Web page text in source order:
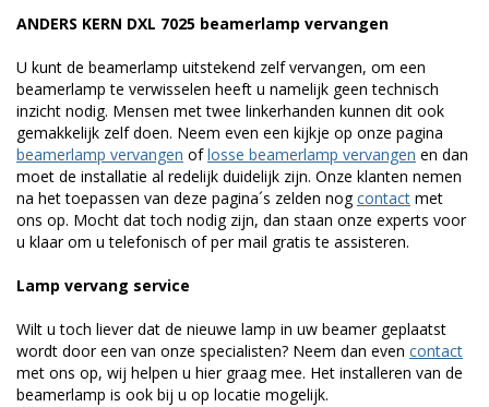
ANDERS KERN DXL 7025 beamerlamp vervangen
U kunt de beamerlamp uitstekend zelf vervangen, om een
beamerlamp te verwisselen heeft u namelijk geen technisch
inzicht nodig. Mensen met twee linkerhanden kunnen dit ook
gemakkelijk zelf doen. Neem even een kijkje op onze pagina
beamerlamp vervangen oflosse beamerlamp vervangen en dan
moet de installatie al redelijk duidelijk zijn. Onze klanten nemen
na het toepassen van deze pagina´s zelden nogcontact met
ons op. Mocht dat toch nodig zijn, dan staan onze experts voor
u klaar om u telefonisch of per mail gratis te assisteren.
Lamp vervang service
Wilt u toch liever dat de nieuwe lamp in uw beamer geplaatst
wordt door een van onze specialisten? Neem dan even contact
met ons op, wij helpen u hier graag mee. Het installeren van de
beamerlamp is ook bij u op locatie mogelijk.